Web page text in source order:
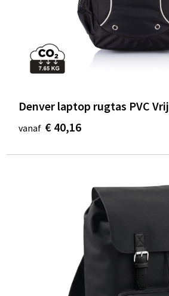
Denver laptop rugtas PVC Vrij
vanaf € 40,16